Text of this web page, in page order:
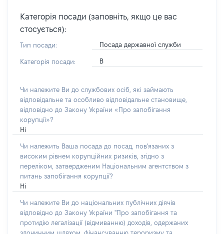
Категорія посади (заповніть, якщо це вас
стосується):
Тип посади: Посада державної служби
Категорія посади: В
Чи належите Ви до службових осіб, які займають
відповідальне та особливо відповідальне становище,
відповідно до Закону України «Про запобігання
корупції»?
Ні
Чи належить Ваша посада до посад, пов'язаних з
високим рівнем корупційних ризиків, згідно з
переліком, затвердженим Національним агентством з
питань запобігання корупції?
Ні
Чи належите Ви до національних публічних діячів
відповідно до Закону України "Про запобігання та
протидію легалізації (відмиванню) доходів, одержаних
злочинним шляхом, фінансуванню тероризму та